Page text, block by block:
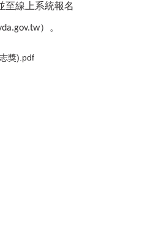
至線上系統報名
）。
獎).pdf